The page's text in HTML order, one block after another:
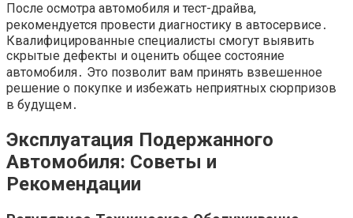
После осмотра автомобиля и тест-драйва,
рекомендуется провести диагностику в автосервисе․
Квалифицированные специалисты смогут выявить
скрытые дефекты и оценить общее состояние
автомобиля․ Это позволит вам принять взвешенное
решение о покупке и избежать неприятных сюрпризов
в будущем․
Эксплуатация Подержанного
Автомобиля: Советы и
Рекомендации